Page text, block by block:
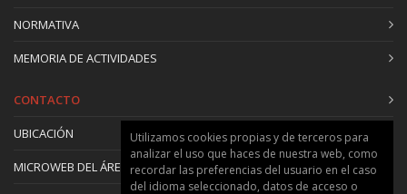
NORMATIVA
MEMORIA DE ACTIVIDADES
CONTACTO
UBICACIÓN
MICROWEB DEL ÁREA
Utilizamos cookies propias y de terceros para
analizar el uso que haces de nuestra web, como
recordar las preferencias del usuario en el caso
del idioma seleccionado, datos de acceso o